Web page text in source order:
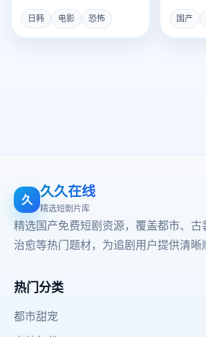
“门槛鬼”就会进入屋内大开
杀戒。
日韩 电影 恐怖
妇。
国产
久 久久在线
精选短剧片库
精选国产免费短剧资源，覆盖都市、古
治愈等热门题材，为追剧用户提供清晰
热门分类
都市甜宠